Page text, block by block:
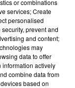
or combinations
services; Create
personalised
prevent and
and content;
may
data to offer
information actively
combine data from
based on